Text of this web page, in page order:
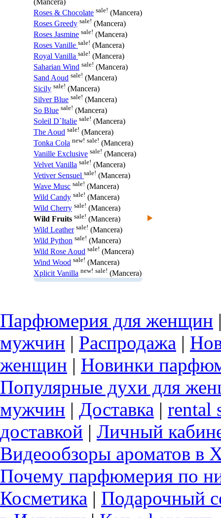
(Mancera)
Roses & Chocolate sale! (Mancera)
Roses Greedy sale! (Mancera)
Roses Jasmine sale! (Mancera)
Roses Vanille sale! (Mancera)
Royal Vanilla sale! (Mancera)
Saharian Wind sale! (Mancera)
Sand Aoud sale! (Mancera)
Sicily sale! (Mancera)
Silver Blue sale! (Mancera)
So Blue sale! (Mancera)
Soleil D`Italie sale! (Mancera)
The Aoud sale! (Mancera)
Tonka Cola new! sale! (Mancera)
Vanille Exclusive sale! (Mancera)
Velvet Vanilla sale! (Mancera)
Vetiver Sensuel sale! (Mancera)
Wave Musc sale! (Mancera)
Wild Candy sale! (Mancera)
Wild Cherry sale! (Mancera)
Wild Fruits sale! (Mancera)
Wild Leather sale! (Mancera)
Wild Python sale! (Mancera)
Wild Rose Aoud sale! (Mancera)
Wind Wood sale! (Mancera)
Xplicit Vanilla new! sale! (Mancera)
Парфюмерия для женщин
мужчин | Распродажа |
женщин | Новинки
Популярные духи для
мужчин | Доставка | rental
доставкой | Личный
Видеообзоры ароматов в
Почему парфюмерия по
Косметика | Подарочный